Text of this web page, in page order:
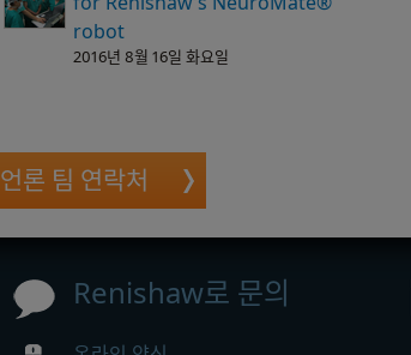
robot
2016년 8월 16일 화요일
언론 팀 연락처
Renishaw로 문의